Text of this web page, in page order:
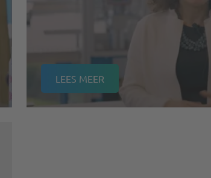
LEES MEER